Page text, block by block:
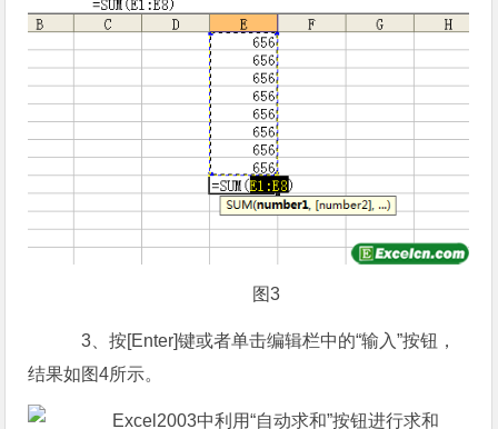
图3
3、按[Enter]键或者单击编辑栏中的“输入”按钮，
结果如图4所示。